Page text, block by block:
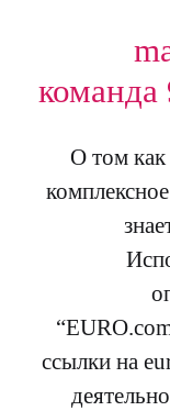
О том как
ссылки на